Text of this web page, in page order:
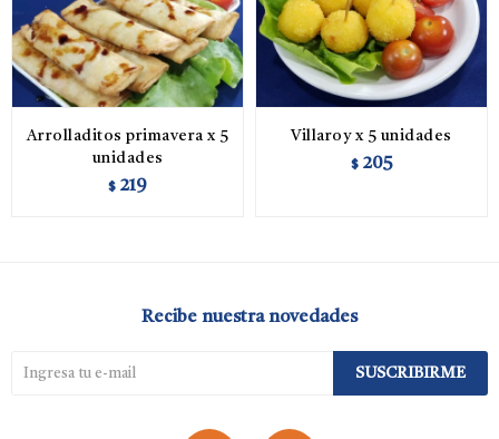
Arrolladitos primavera x 5
unidades
$ 219
Villaroy x 5 unidades
$ 205
Recibe nuestra novedades
SUSCRIBIRME